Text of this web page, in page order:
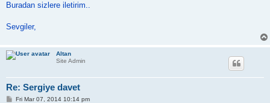
Buradan sizlere iletirim..
Sevgiler,
Altan
Site Admin
Re: Sergiye davet
PFri Mar 07, 2014 10:14 pm